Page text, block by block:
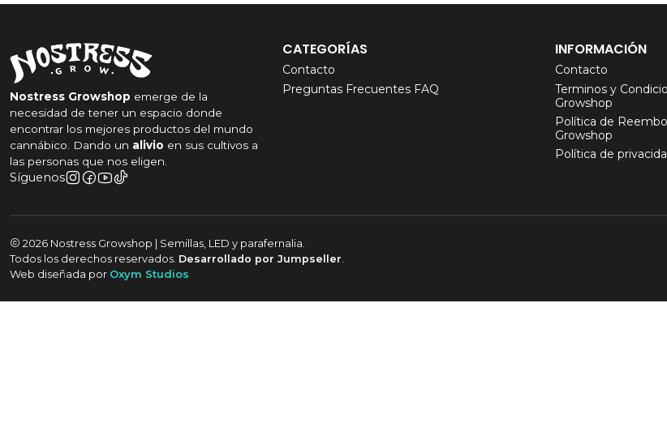
Nostress Growshop emerge de la
necesidad de tener un espacio donde
encontrar los mejores productos del mundo
cannábico. Dando un alivio en sus cultivos a
las personas que nos eligen.
Síguenos
CATEGORÍAS
Contacto
Preguntas Frecuentes FAQ
INFORMACIÓN
Contacto
Terminos y
Growshop
Política de
Growshop
Política de
2026 Nostress Growshop | Semillas, LED y parafernalia.
Todos los derechos reservados. Desarrollado por Jumpseller.
Web diseñada por Oxym Studios